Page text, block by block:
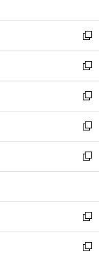
開
く
ウ
で
開
く
ン
ド
ウ
で
開
く
ウ
ィ
ン
ド
ウ
で
開
く
新
し
い
ウ
ィ
ン
ド
ウ
で
開
新
し
い
ウ
ィ
ン
ド
ウ
開
く
新
し
い
ウ
ィ
ン
ウ
で
開
く
新
し
い
ウ
ン
ド
ウ
で
新
し
ウ
ィ
ン
ド
新
し
い
新